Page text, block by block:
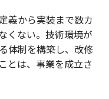
義から実装まで数カ
くない。技術環境が
体制を構築し、改修
とは、事業を成立さ